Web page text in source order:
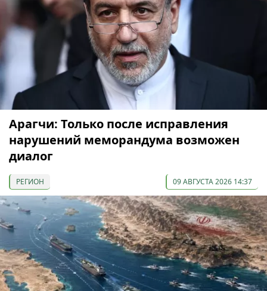
Арагчи: Только после исправления
нарушений меморандума возможен
диалог
РЕГИОН 09 АВГУСТА 2026 14:37